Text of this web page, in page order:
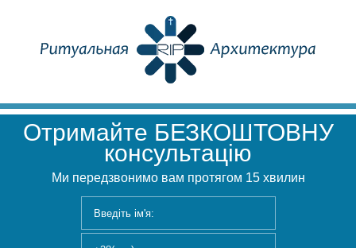
Отримайте БЕЗКОШТОВНУ
консультацію
Ми передзвонимо вам протягом 15 хвилин